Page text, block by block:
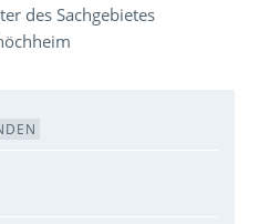
des Sachgebietes